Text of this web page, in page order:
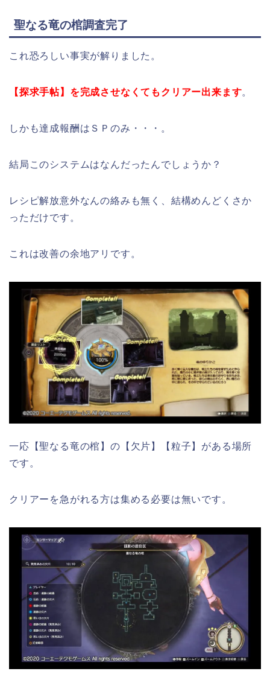
聖なる竜の棺調査完了
これ恐ろしい事実が解りました。
【探求手帖】を完成させなくてもクリアー出来ます。
しかも達成報酬はＳＰのみ・・・。
結局このシステムはなんだったんでしょうか？
レシピ解放意外なんの絡みも無く、結構めんどくさか
っただけです。
これは改善の余地アリです。
一応【聖なる竜の棺】の【欠片】【粒子】がある場所
です。
クリアーを急がれる方は集める必要は無いです。